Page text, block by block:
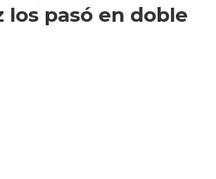
los pasó en doble